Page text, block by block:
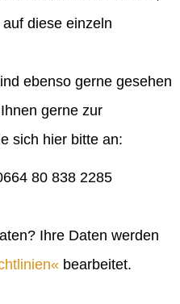
diese einzeln
ebenso gerne gesehen
gerne zur
sich hier bitte an:
80 838 2285
Ihre Daten werden
bearbeitet.